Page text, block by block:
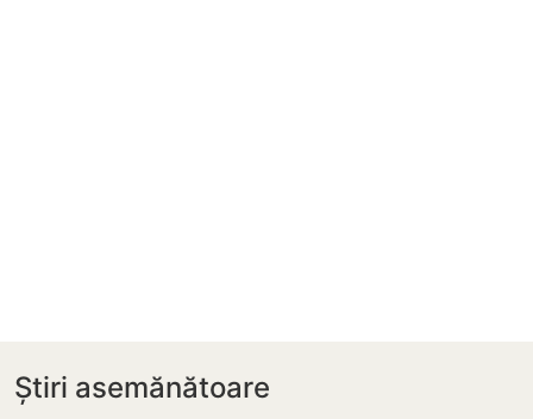
Știri asemănătoare